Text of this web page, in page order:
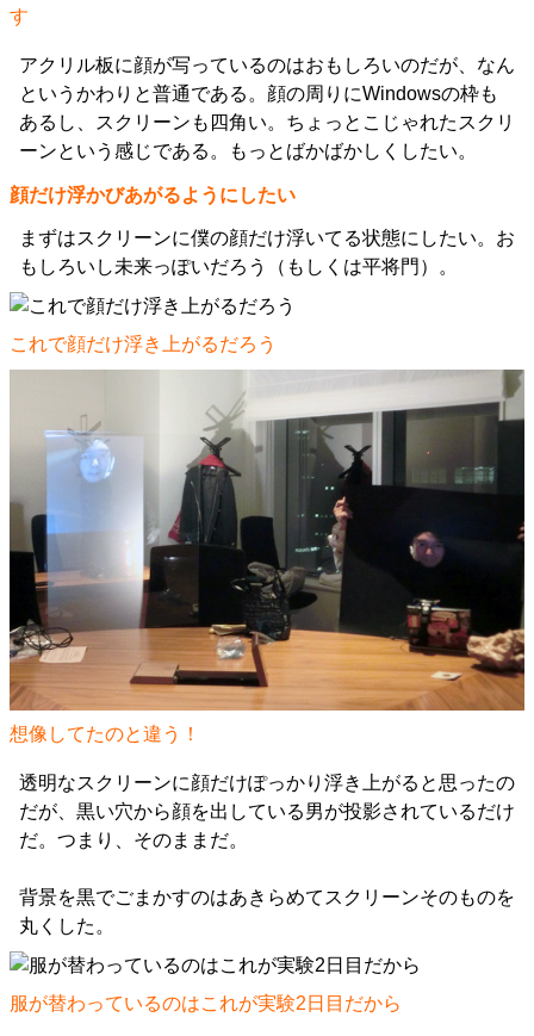
す
アクリル板に顔が写っているのはおもしろいのだが、なん
というかわりと普通である。顔の周りにWindowsの枠も
あるし、スクリーンも四角い。ちょっとこじゃれたスクリ
ーンという感じである。もっとばかばかしくしたい。
顔だけ浮かびあがるようにしたい
まずはスクリーンに僕の顔だけ浮いてる状態にしたい。お
もしろいし未来っぽいだろう（もしくは平将門）。
これで顔だけ浮き上がるだろう
想像してたのと違う！
透明なスクリーンに顔だけぽっかり浮き上がると思ったの
だが、黒い穴から顔を出している男が投影されているだけ
だ。つまり、そのままだ。
背景を黒でごまかすのはあきらめてスクリーンそのものを
丸くした。
服が替わっているのはこれが実験2日目だから